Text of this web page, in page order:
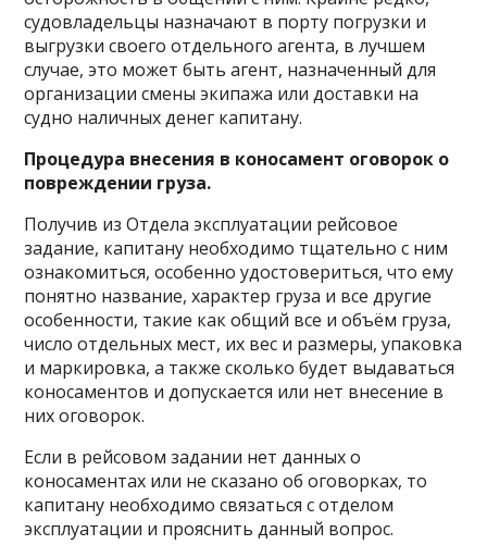
судовладельцы назначают в порту погрузки и
выгрузки своего отдельного агента, в лучшем
случае, это может быть агент, назначенный для
организации смены экипажа или доставки на
судно наличных денег капитану.
Процедура внесения в коносамент оговорок о
повреждении груза.
Получив из Отдела эксплуатации рейсовое
задание, капитану необходимо тщательно с ним
ознакомиться, особенно удостовериться, что ему
понятно название, характер груза и все другие
особенности, такие как общий все и объём груза,
число отдельных мест, их вес и размеры, упаковка
и маркировка, а также сколько будет выдаваться
коносаментов и допускается или нет внесение в
них оговорок.
Если в рейсовом задании нет данных о
коносаментах или не сказано об оговорках, то
капитану необходимо связаться с отделом
эксплуатации и прояснить данный вопрос.